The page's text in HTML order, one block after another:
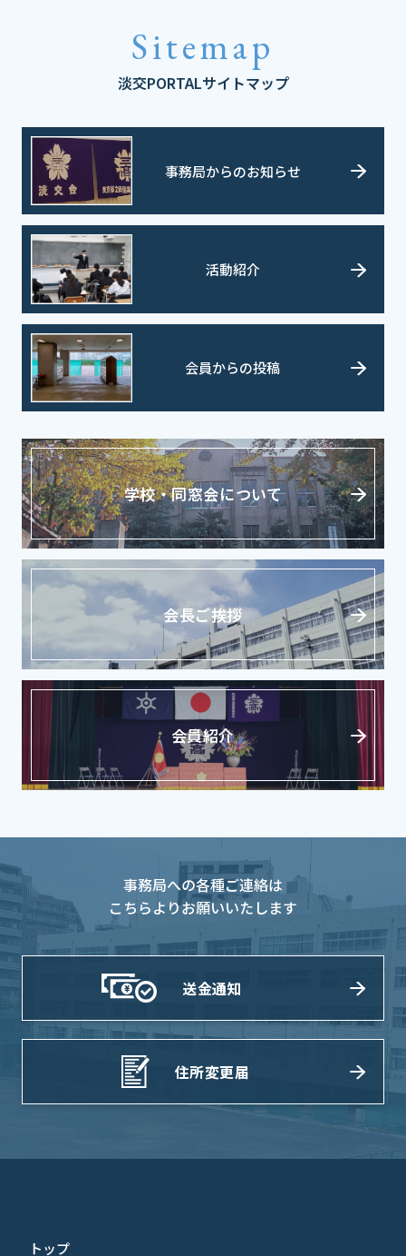
Sitemap
淡交PORTALサイトマップ
事務局からのお知らせ
活動紹介
会員からの投稿
学校・同窓会について
会長ご挨拶
会員紹介
事務局への各種ご連絡は
こちらよりお願いいたします
送金通知
住所変更届
トップ